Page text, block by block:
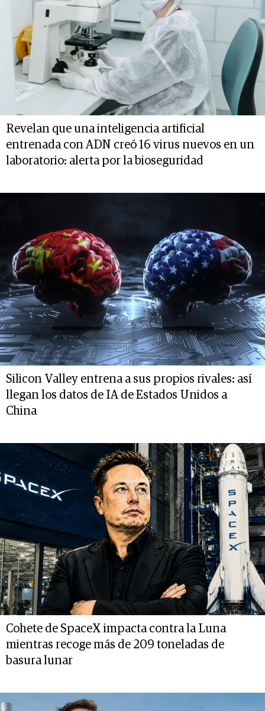
Revelan que una inteligencia artificial
entrenada con ADN creó 16 virus nuevos en un
laboratorio: alerta por la bioseguridad
Silicon Valley entrena a sus propios rivales: así
llegan los datos de IA de Estados Unidos a
China
Cohete de SpaceX impacta contra la Luna
mientras recoge más de 209 toneladas de
basura lunar